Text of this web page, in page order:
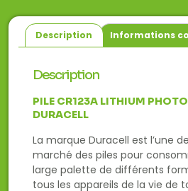
Description Informations
Description
PILE CR123A LITHIUM
DURACELL
La marque Duracell est l’une
marché des piles pour
large palette de différents
tous les appareils de la vie de